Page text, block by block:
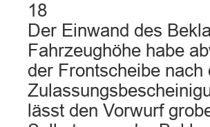
18
Der Einwand des
Fahrzeughöhe habe
der Frontscheibe
lässt den Vorwurf